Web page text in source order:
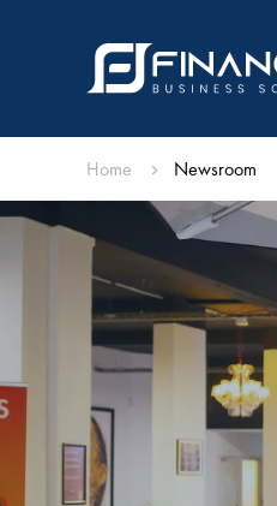
Home Newsroom